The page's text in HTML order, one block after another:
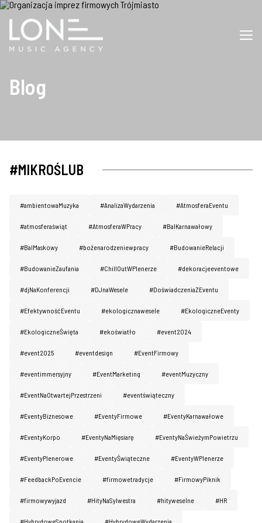
Blog
#MIKROŚLUB
#ambientowaMuzyka #AnalizaWydarzenia #AtmosferaEventu
#atmosferaświąt #AtmosferaWPracy #BalKarnawałowy
#BalMaskowy #bożenarodzeniewpracy #BudowanieRelacji
#BudowanieZaufania #ChillOutWPlenerze #dekoracjeeventowe
#djNaKonferencji #DJnaWesele #DoświadczeniaZEventu
#EfektywnośćEventu #ekologicznawesele #EkologiczneEventy
#EkologiczneŚwięta #ekoświatło #event2024
#event2025 #eventdesign #EventFirmowy
#eventimmersyjny #EventMarketing #eventMuzyczny
#EventNaOtwartejPrzestrzeni #eventświąteczny
#EventyBiznesowe #EventyFirmowe #EventyKarnawałowe
#EventyKorpo #EventyNaMięsiarę #EventyNaŚwieżymPowietrzu
#EventyPlenerowe #EventyŚwiąteczne #EventyWPlenerze
#FeedbackPoEvencie #firmowetradycje #FirmowyPiknik
#firmowywyjazd #HityNaSylwestra #hityweselne #HR
#HybrydoweSpotkania #HybrydoweWydarzenia